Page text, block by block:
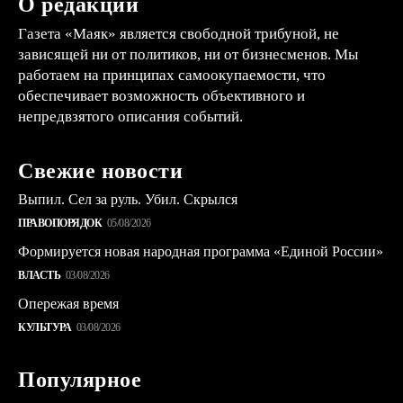
Газета «Маяк» является свободной трибуной, не
зависящей ни от политиков, ни от бизнесменов. Мы
работаем на принципах самоокупаемости, что
обеспечивает возможность объективного и
непредвзятого описания событий.
Свежие новости
Выпил. Сел за руль. Убил. Скрылся
ПРАВОПОРЯДОК 05/08/2026
Формируется новая народная программа «Единой России»
ВЛАСТЬ 03/08/2026
Опережая время
КУЛЬТУРА 03/08/2026
Популярное